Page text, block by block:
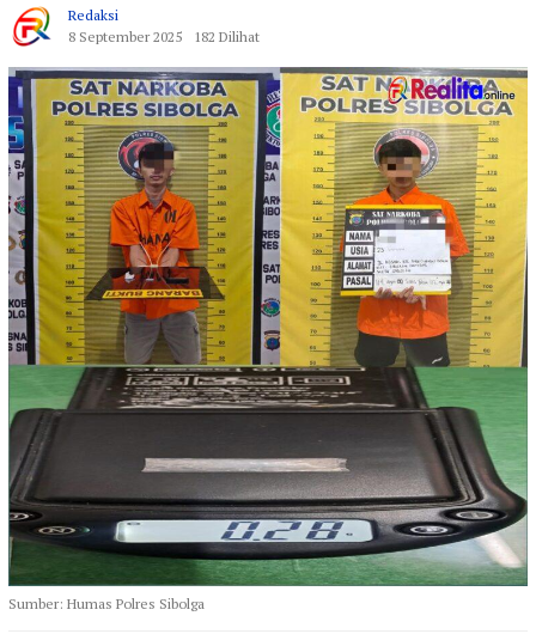
Redaksi
8 September 2025
182 Dilihat
Sumber: Humas Polres Sibolga